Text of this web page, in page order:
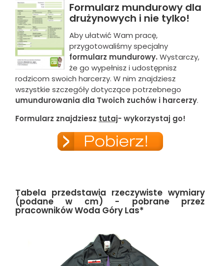
Formularz mundurowy dla
drużynowych i nie tylko!
Aby ułatwić Wam pracę,
przygotowaliśmy specjalny
formularz mundurowy. Wystarczy,
że go wypełnisz i udostępnisz
rodzicom swoich harcerzy. W nim znajdziesz
wszystkie szczegóły dotyczące potrzebnego
umundurowania dla Twoich zuchów i harcerzy.
Formularz znajdziesz tutaj- wykorzystaj go!
Tabela przedstawia rzeczywiste wymiary
(podane w cm) - pobrane przez
pracowników Woda Góry Las*